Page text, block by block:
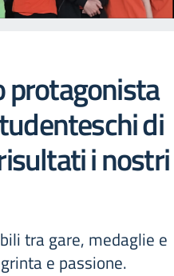
di
i nostri
tra gare, medaglie e
e passione.